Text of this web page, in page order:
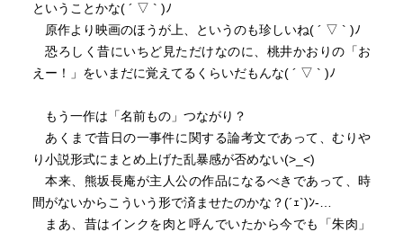
女特集企画を組んだ張本人… 「球磨子」が無実になれ
ば、彼女を批判した「秋谷」は必ずお礼参りにより報復さ
れ、家族は破壊される。
そこで彼の取った行動は… 階段を歩く足音が聞こえるよ
うな感じがしましたね。
面白い作品でしたが、こわ～いエンディングでした。
本作品、昨年の11月にテレビドラマとして放映されたよう
です… 観たかったなぁ。
ということかな( ´ ▽ ` )ﾉ
原作より映画のほうが上、というのも珍しいね( ´ ▽ ` )ﾉ
恐ろしく昔にいちど見ただけなのに、桃井かおりの「お
えー！」をいまだに覚えてるくらいだもんな( ´ ▽ ` )ﾉ
もう一作は「名前もの」つながり？
あくまで昔日の一事件に関する論考文であって、むりや
り小説形式にまとめ上げた乱暴感が否めない(>_<)
本来、熊坂長庵が主人公の作品になるべきであって、時
間がないからこういう形で済ませたのかな？(´ｪ`)ﾝ-…
まあ、昔はインクを肉と呼んでいたから今でも「朱肉」